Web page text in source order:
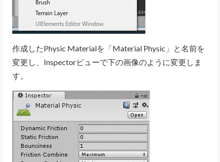
作成したPhysic Materialを「Material Physic」と名前を
変更し、Inspectorビューで下の画像のように変更しま
す。